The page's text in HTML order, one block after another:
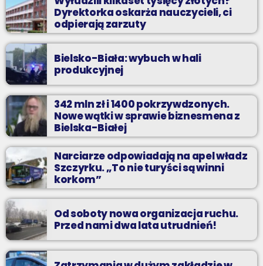
Dyrektorka oskarża nauczycieli, ci
odpierają zarzuty
Bielsko-Biała: wybuch w hali
produkcyjnej
342 mln zł i 1400 pokrzywdzonych.
Nowe wątki w sprawie biznesmena z
Bielska-Białej
Narciarze odpowiadają na apel władz
Szczyrku. „To nie turyści są winni
korkom”
Od soboty nowa organizacja ruchu.
Przed nami dwa lata utrudnień!